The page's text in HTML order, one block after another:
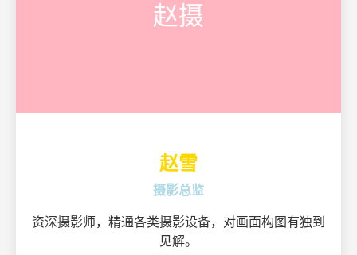
赵摄
赵雪
摄影总监
资深摄影师，精通各类摄影设备，对画面构图有独到
见解。